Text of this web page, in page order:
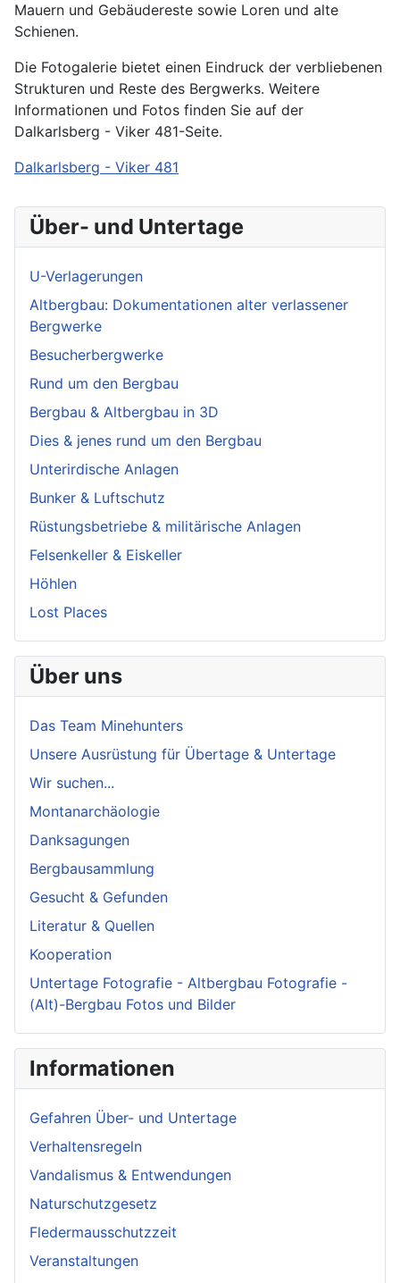
Mauern und Gebäudereste sowie Loren und alte
Schienen.
Die Fotogalerie bietet einen Eindruck der verbliebenen
Strukturen und Reste des Bergwerks. Weitere
Informationen und Fotos finden Sie auf der
Dalkarlsberg - Viker 481-Seite.
Dalkarlsberg - Viker 481
Über- und Untertage
U-Verlagerungen
Altbergbau: Dokumentationen alter verlassener
Bergwerke
Besucherbergwerke
Rund um den Bergbau
Bergbau & Altbergbau in 3D
Dies & jenes rund um den Bergbau
Unterirdische Anlagen
Bunker & Luftschutz
Rüstungsbetriebe & militärische Anlagen
Felsenkeller & Eiskeller
Höhlen
Lost Places
Über uns
Das Team Minehunters
Unsere Ausrüstung für Übertage & Untertage
Wir suchen...
Montanarchäologie
Danksagungen
Bergbausammlung
Gesucht & Gefunden
Literatur & Quellen
Kooperation
Untertage Fotografie - Altbergbau Fotografie -
(Alt)-Bergbau Fotos und Bilder
Informationen
Gefahren Über- und Untertage
Verhaltensregeln
Vandalismus & Entwendungen
Naturschutzgesetz
Fledermausschutzzeit
Veranstaltungen